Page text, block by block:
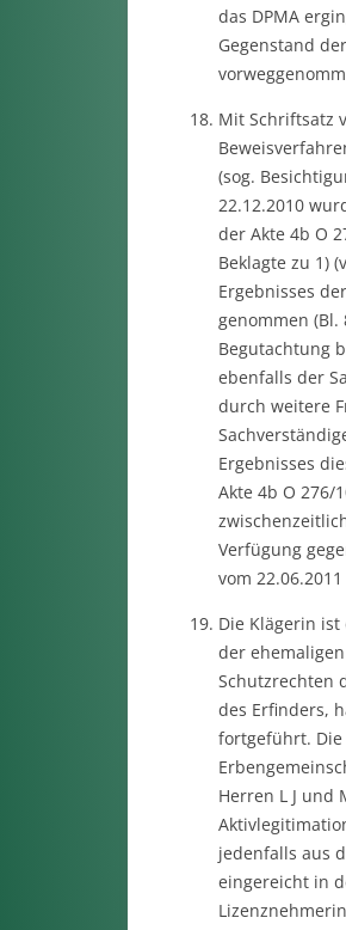
das DPMA
Gegenstand
Mit Schriftsatz
(sog.
22.12.2010
der Akte 4b O
Beklagte zu 1)
Ergebnisses
genommen (Bl.
Begutachtung
ebenfalls der
durch weitere
Ergebnisses
Akte 4b O 276/
Verfügung
vom
Die Klägerin
der
Schutzrechten
des Erfinders,
fortgeführt. Die
Herren L J und
jedenfalls aus
eingereicht in